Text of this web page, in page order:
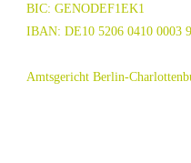
BIC: GENODEF1EK1
IBAN: DE10 5206 0410 0003
Amtsgericht Berlin-